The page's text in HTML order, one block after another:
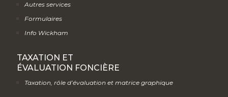
Autres services
Formulaires
Info Wickham
TAXATION ET
ÉVALUATION FONCIÈRE
Taxation, rôle d’évaluation et matrice graphique